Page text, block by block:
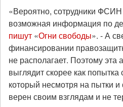
«Вероятно, сотрудники
возможная информация по
пишут «Огни свободы». - А
финансировании
не располагает. Поэтому эта
выглядит скорее как
который несмотря на пытки и
верен своим взглядам и не